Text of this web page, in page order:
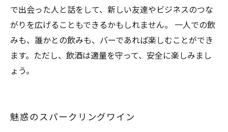
で出会った人と話をして、新しい友達やビジネスのつな
がりを広げることもできるかもしれません。 一人での飲
みも、誰かとの飲みも、バーであれば楽しむことができ
ます。ただし、飲酒は適量を守って、安全に楽しみまし
ょう。
魅惑のスパークリングワイン